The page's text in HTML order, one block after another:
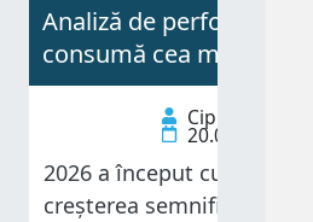
Analiză de performanță:
consumă cea mai multă
Ciprian Adrian
20.01.2026
2026 a început cu știri
creșterea semnificativă a